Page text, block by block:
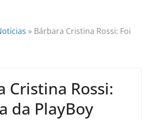
» Bárbara Cristina Rossi: Foi
Cristina Rossi:
da PlayBoy